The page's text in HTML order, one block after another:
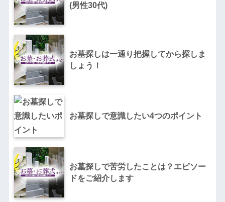
(男性30代)
お墓探しは一通り把握してから探しま
しょう！
お墓探しで意識したい4つのポイント
お墓探しで苦労したことは？エピソー
ドをご紹介します